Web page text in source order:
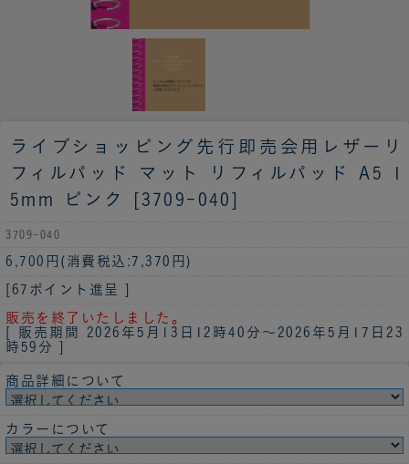
ライブショッピング先行即売会用
レザーリ
フィルパッド マット リフィルパッド A5 1
5mm ピンク [3709-040]
3709-040
6,700円 (消費税込:7,370円)
[67ポイント進呈 ]
販売を終了いたしました。
[ 販売期間 2026年5月13日12時40分 ～ 2026年5月17日23
時59分 ]
商品詳細について
カラーについて